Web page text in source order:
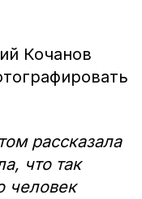
Кочанов
рассказала
что так
человек